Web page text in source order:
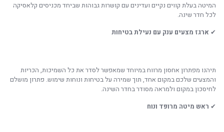
המיטה בעלת קווים נקיים ועדינים עם קושרות גבוהות שביחד מכניסים קלאסיקה
לכל חדר שינה.
✔ ארגז מצעים ענק עם נעילת בטיחות
תיהנו מפתרון אחסון מרווח במיוחד שמאפשר לסדר את כל השמיכות, הכריות
והמצעים שלכם במקום אחד, תוך שמירה על בטיחות ונוחות שימוש. פתרון מושלם
לחיסכון במקום ולמראה מסודר בחדר השינה.
✔ ראש מיטה מרופד ונוח